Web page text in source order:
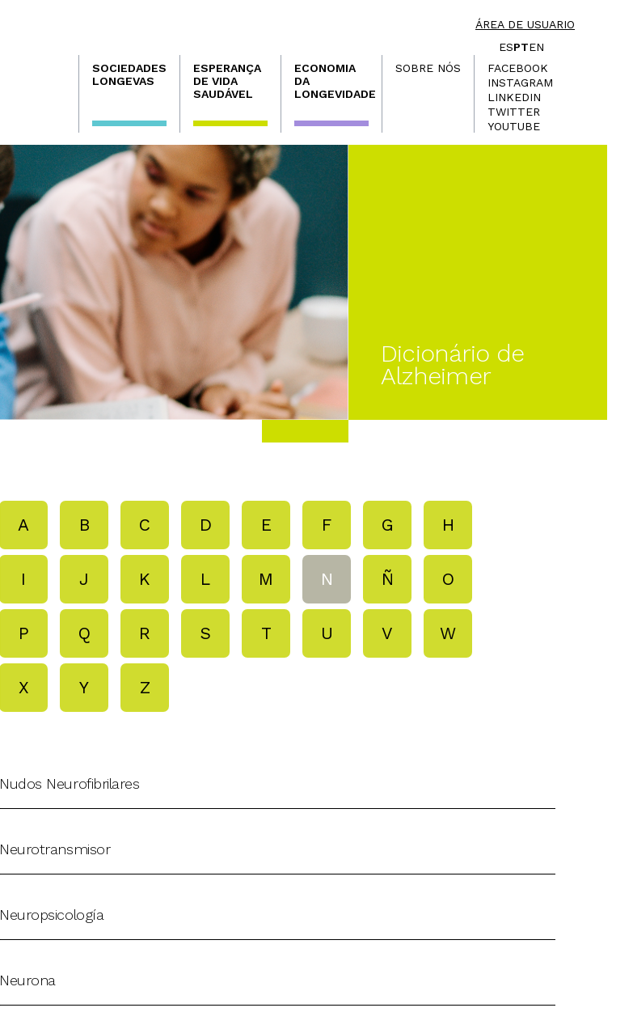
ÁREA DE USUARIO
ESPTEN
Navegación
principal
SOCIEDADES
LONGEVAS
ESPERANÇA
DE VIDA
SAUDÁVEL
ECONOMIA
DA
LONGEVIDADE
SOBRE NÓS
FACEBOOK
INSTAGRAM
LINKEDIN
TWITTER
YOUTUBE
Dicionário de
Alzheimer
A B C D E F G H
I J K L M N Ñ O
P Q R S T U V W
X Y Z
Nudos Neurofibrilares
Neurotransmisor
Neuropsicología
Neurona